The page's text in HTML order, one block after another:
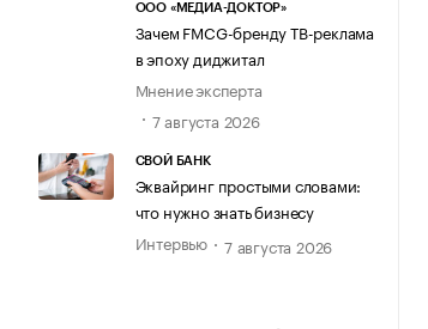
ООО «МЕДИА-ДОКТОР»
Зачем FMCG-бренду ТВ-реклама
в эпоху диджитал
Мнение эксперта
7 августа 2026
СВОЙ БАНК
Эквайринг простыми словами:
что нужно знать бизнесу
Интервью
7 августа 2026